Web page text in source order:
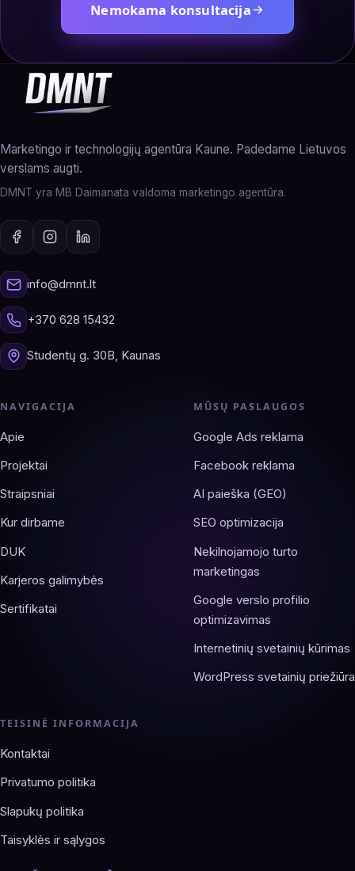
Nemokama konsultacija
Marketingo ir technologijų agentūra Kaune. Padedame Lietuvos
verslams augti.
DMNT yra MB Daimanata valdoma marketingo agentūra.
info@dmnt.lt
+370 628 15432
Studentų g. 30B, Kaunas
NAVIGACIJA
Apie
Projektai
Straipsniai
Kur dirbame
DUK
Karjeros galimybės
Sertifikatai
MŪSŲ PASLAUGOS
Google Ads reklama
Facebook reklama
AI paieška (GEO)
SEO optimizacija
Nekilnojamojo turto
marketingas
Google verslo profilio
optimizavimas
Internetinių svetainių kūrimas
WordPress svetainių priežiūra
TEISINĖ INFORMACIJA
Kontaktai
Privatumo politika
Slapukų politika
Taisyklės ir sąlygos